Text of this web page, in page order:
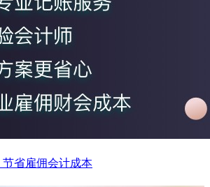
省雇佣会计成本